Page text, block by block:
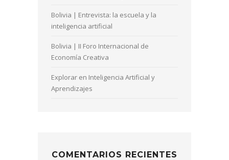
Bolivia | Entrevista: la escuela y la
inteligencia artificial
Bolivia | II Foro Internacional de
Economía Creativa
Explorar en Inteligencia Artificial y
Aprendizajes
COMENTARIOS RECIENTES